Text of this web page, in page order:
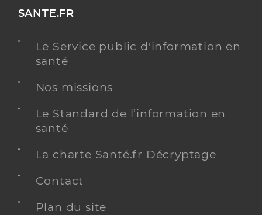
SANTE.FR
Le Service public d'information en
santé
Nos missions
Le Standard de l’information en
santé
La charte Santé.fr Décryptage
Contact
Plan du site